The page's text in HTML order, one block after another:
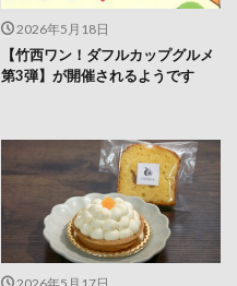
2026年5月18日
【竹西ワン！ダフルカップグルメ
第3弾】が開催されるようです